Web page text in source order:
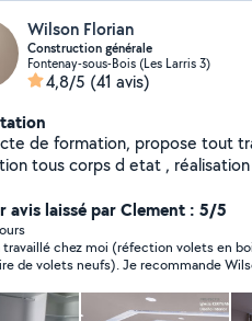
Wilson Florian
Construction générale
Fontenay-sous-Bois (Les Larris 3)
4,8/5 (41 avis)
propose tout travaux de
tous corps d etat ,
avis laissé par Clement : 5/5
travaillé chez moi (réfection volets en
de volets neufs). Je recommande
!